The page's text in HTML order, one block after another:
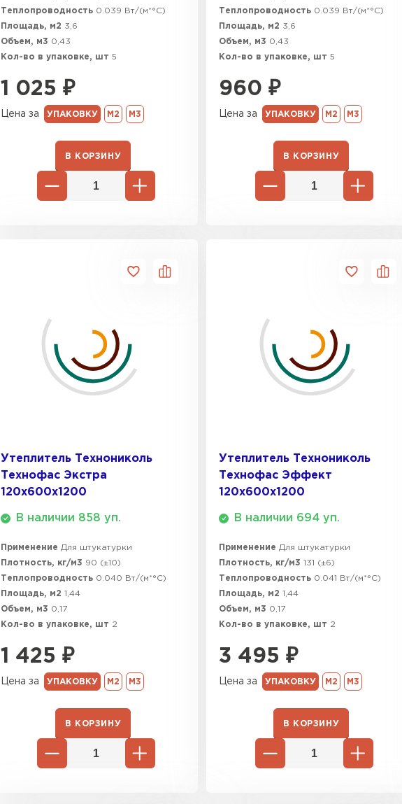
Теплопроводность 0.039 Вт/(м*°C)
Площадь, м2 3,6
Объем, м3 0,43
Кол-во в упаковке, шт 5
1 025 ₽
Цена за УПАКОВКУ М2 М3
В КОРЗИНУ
Теплопроводность 0.039 Вт/(м*°C)
Площадь, м2 3,6
Объем, м3 0,43
Кол-во в упаковке, шт 5
960 ₽
Цена за УПАКОВКУ М2 М3
В КОРЗИНУ
Утеплитель Технониколь
Технофас Экстра
120х600х1200
В наличии 858 уп.
Применение Для штукатурки
Плотность, кг/м3 90 (±10)
Теплопроводность 0.040 Вт/(м*°C)
Площадь, м2 1,44
Объем, м3 0,17
Кол-во в упаковке, шт 2
1 425 ₽
Цена за УПАКОВКУ М2 М3
В КОРЗИНУ
Утеплитель Технониколь
Технофас Эффект
120х600х1200
В наличии 694 уп.
Применение Для штукатурки
Плотность, кг/м3 131 (±6)
Теплопроводность 0.041 Вт/(м*°C)
Площадь, м2 1,44
Объем, м3 0,17
Кол-во в упаковке, шт 2
3 495 ₽
Цена за УПАКОВКУ М2 М3
В КОРЗИНУ